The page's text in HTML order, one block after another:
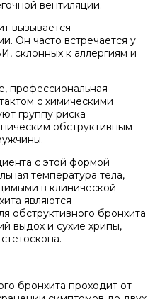
вентиляции.
вызывается
Он часто встречается у
склонных к аллергиям и
профессиональная
с химическими
группу риска
обструктивным
с этой формой
температура тела,
в клинической
являются
обструктивного бронхита
выдох и сухие хрипы,
бронхита проходит от